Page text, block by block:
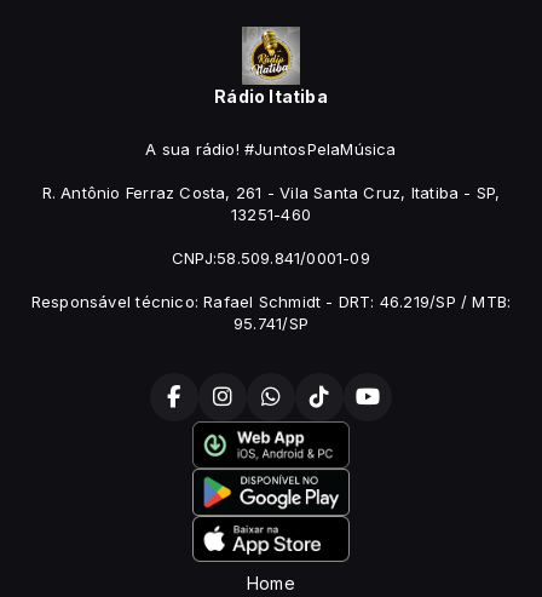
Rádio Itatiba
A sua rádio! #JuntosPelaMúsica
R. Antônio Ferraz Costa, 261 - Vila Santa Cruz, Itatiba - SP,
13251-460
CNPJ:58.509.841/0001-09
Responsável técnico: Rafael Schmidt - DRT: 46.219/SP / MTB:
95.741/SP
Home